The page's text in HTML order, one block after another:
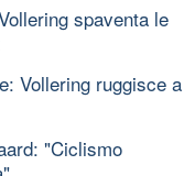
spaventa le
Vollering ruggisce a
"Ciclismo